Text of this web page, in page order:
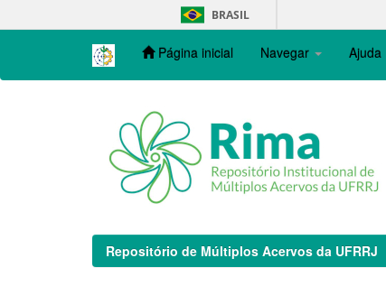
navigation
BRASIL
Página inicial Navegar Ajuda
Repositório de Múltiplos Acervos da UFRRJ